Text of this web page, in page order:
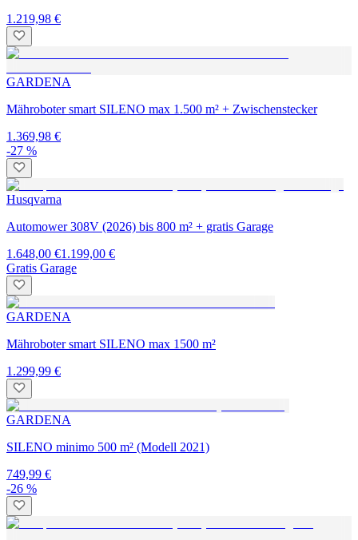
1.219,98 €
GARDENA
Mähroboter smart SILENO max 1.500 m² + Zwischenstecker
1.369,98 €
-27 %
Husqvarna
Automower 308V (2026) bis 800 m² + gratis Garage
1.648,00 €1.199,00 €
Gratis Garage
GARDENA
Mähroboter smart SILENO max 1500 m²
1.299,99 €
GARDENA
SILENO minimo 500 m² (Modell 2021)
749,99 €
-26 %